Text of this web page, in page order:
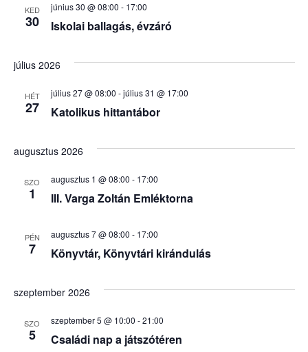
KED
30 Iskolai ballagás, évzáró
június 30 @ 08:00 - 17:00
július 2026
HÉT
27 Katolikus hittantábor
július 27 @ 08:00 -július 31 @ 17:00
augusztus 2026
SZO
1 III. Varga Zoltán Emléktorna
augusztus 1 @ 08:00 - 17:00
PÉN
7 Könyvtár, Könyvtári kirándulás
augusztus 7 @ 08:00 - 17:00
szeptember 2026
SZO
5 Családi nap a játszótéren
szeptember 5 @ 10:00 -21:00